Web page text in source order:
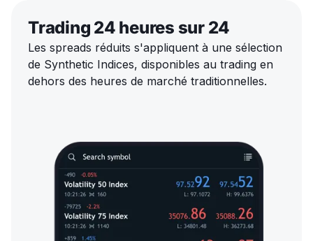
Trading 24 heures sur 24
Les spreads réduits s'appliquent à une sélection
de Synthetic Indices, disponibles au trading en
dehors des heures de marché traditionnelles.